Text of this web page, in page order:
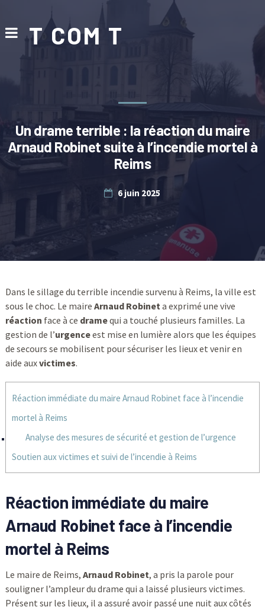
T COM T
Un drame terrible : la réaction du maire
Arnaud Robinet suite à l’incendie mortel à
Reims
6 juin 2025
Dans le sillage du terrible incendie survenu à Reims, la ville est
sous le choc. Le maire Arnaud Robineta exprimé une vive
réaction face à ce dramequi a touché plusieurs familles. La
gestion de l’urgenceest mise en lumière alors que les équipes
de secours se mobilisent pour sécuriser les lieux et venir en
aide auxvictimes.
Réaction immédiate du maire Arnaud Robinet face à l’incendie
mortel à Reims
Analyse des mesures de sécurité et gestion de l’urgence
Soutien aux victimes et suivi de l’incendie à Reims
Réaction immédiate du maire
Arnaud Robinet face à l’incendie
mortel à Reims
Le maire de Reims, Arnaud Robinet, a pris la parole pour
souligner l’ampleur du drame qui a laissé plusieurs victimes.
Présent sur les lieux, il a assuré avoir passé une nuit aux côtés